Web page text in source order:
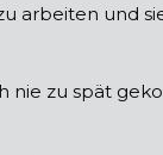
arbeiten und
nie zu spät